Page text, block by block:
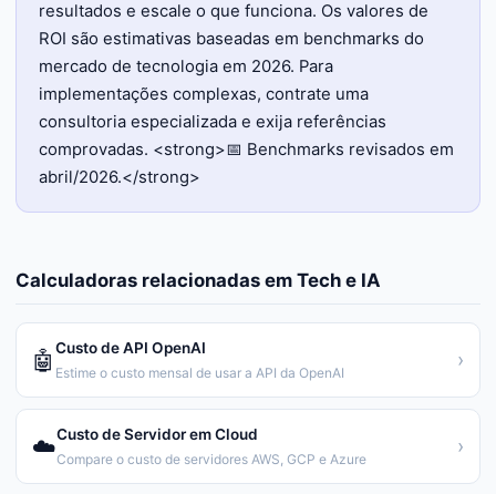
resultados e escale o que funciona. Os valores de
ROI são estimativas baseadas em benchmarks do
mercado de tecnologia em 2026. Para
implementações complexas, contrate uma
consultoria especializada e exija referências
comprovadas. <strong>📅 Benchmarks revisados em
abril/2026.</strong>
Calculadoras relacionadas em Tech e IA
🤖 Custo de API OpenAI
Estime o custo mensal de usar a API da OpenAI
›
☁️Custo de Servidor em Cloud
Compare o custo de servidores AWS, GCP e Azure
›